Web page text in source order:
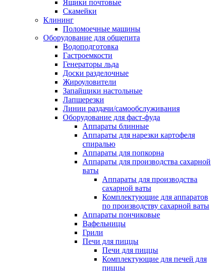
Ящики почтовые
Скамейки
Клининг
Поломоечные машины
Оборудование для общепита
Водоподготовка
Гастроемкости
Генераторы льда
Доски разделочные
Жироуловители
Запайщики настольные
Лапшерезки
Линии раздачи/самообслуживания
Оборудование для фаст-фуда
Аппараты блинные
Аппараты для нарезки картофеля
спиралью
Аппараты для попкорна
Аппараты для производства сахарной
ваты
Аппараты для производства
сахарной ваты
Комплектующие для аппаратов
по производству сахарной ваты
Аппараты пончиковые
Вафельницы
Грили
Печи для пиццы
Печи для пиццы
Комплектующие для печей для
пиццы